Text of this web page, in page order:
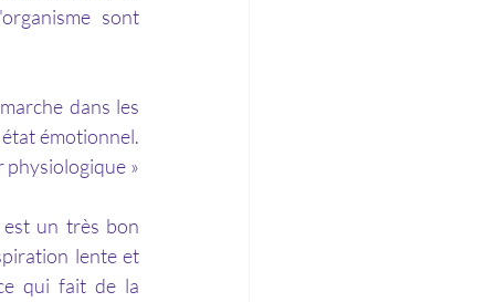
sont
émotionnel.
physiologique »
lente et
qui fait de la